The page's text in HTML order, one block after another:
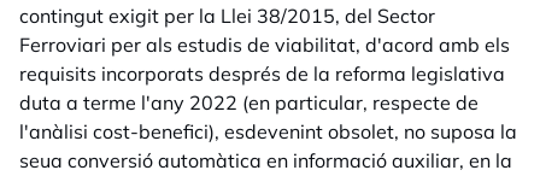
contingut exigit per la Llei 38/2015, del Sector
Ferroviari per als estudis de viabilitat, d'acord amb els
requisits incorporats després de la reforma legislativa
duta a terme l'any 2022 (en particular, respecte de
l'anàlisi cost-benefici), esdevenint obsolet, no suposa la
seua conversió automàtica en informació auxiliar, en la